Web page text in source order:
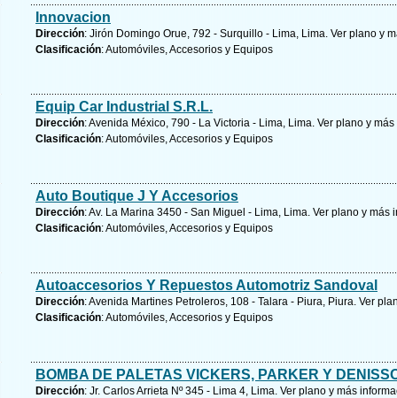
Innovacion
Dirección: Jirón Domingo Orue, 792 - Surquillo - Lima, Lima. Ver plano y
Clasificación: Automóviles, Accesorios y Equipos
Equip Car Industrial S.R.L.
Dirección: Avenida México, 790 - La Victoria - Lima, Lima. Ver plano y más
Clasificación: Automóviles, Accesorios y Equipos
Auto Boutique J Y Accesorios
Dirección: Av. La Marina 3450 - San Miguel - Lima, Lima. Ver plano y más
Clasificación: Automóviles, Accesorios y Equipos
Autoaccesorios Y Repuestos Automotriz Sandoval
Dirección: Avenida Martines Petroleros, 108 - Talara - Piura, Piura. Ver
Clasificación: Automóviles, Accesorios y Equipos
BOMBA DE PALETAS VICKERS, PARKER Y
Dirección: Jr. Carlos Arrieta Nº 345 - Lima 4, Lima. Ver plano y más